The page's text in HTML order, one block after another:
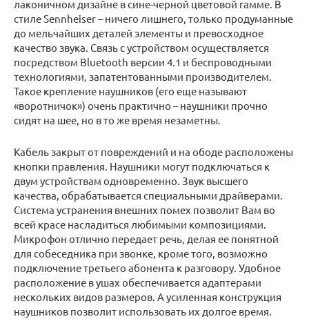
лаконичном дизайне в сине-черной цветовой гамме. В
стиле Sennheiser – ничего лишнего, только продуманные
до мельчайших деталей элементы и превосходное
качество звука. Связь с устройством осуществляется
посредством Bluetooth версии 4.1 и беспроводными
технологиями, запатентованными производителем.
Такое крепление наушников (его еще называют
«воротничок») очень практично – наушники прочно
сидят на шее, но в то же время незаметны.
Кабель закрыт от повреждений и на ободе расположены
кнопки правления. Наушники могут подключаться к
двум устройствам одновременно. Звук высшего
качества, обрабатывается специальными драйверами.
Система устранения внешних помех позволит Вам во
всей красе насладиться любимыми композициями.
Микрофон отлично передает речь, делая ее понятной
для собеседника при звонке, кроме того, возможно
подключение третьего абонента к разговору. Удобное
расположение в ушах обеспечивается адаптерами
нескольких видов размеров. А усиленная конструкция
наушников позволит использовать их долгое время.